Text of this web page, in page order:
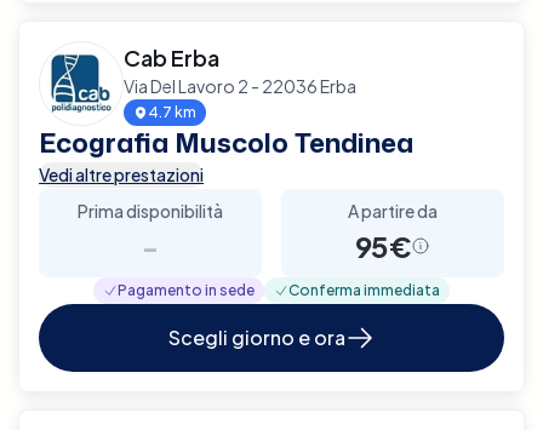
Cab Erba
Via Del Lavoro 2 - 22036 Erba
4.7 km
Ecografia Muscolo Tendinea
Vedi altre prestazioni
Prima disponibilità
-
A partire da
95€
Pagamento in sede Conferma immediata
Scegli giorno e ora